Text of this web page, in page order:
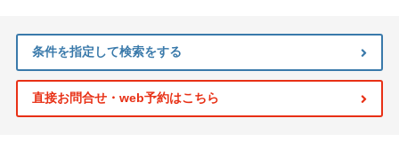
条件を指定して検索をする
直接お問合せ・web予約はこちら